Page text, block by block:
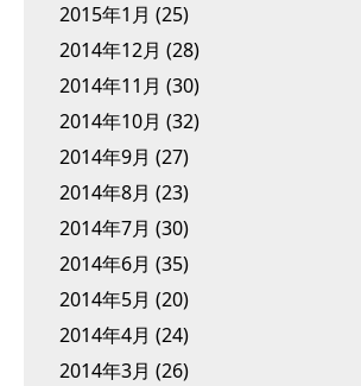
2015年1月 (25)
2014年12月 (28)
2014年11月 (30)
2014年10月 (32)
2014年9月 (27)
2014年8月 (23)
2014年7月 (30)
2014年6月 (35)
2014年5月 (20)
2014年4月 (24)
2014年3月 (26)